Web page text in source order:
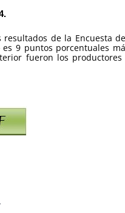
de la Encuesta
es 9 puntos porcentuales
fueron los